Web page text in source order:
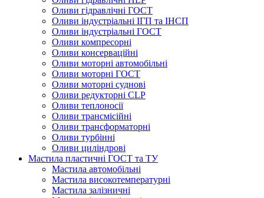
Оливи гідравлічні ГОСТ
Оливи індустріальні ІГП та ІНСП
Оливи індустріальні ГОСТ
Оливи компресорні
Оливи консерваційні
Оливи моторні автомобільні
Оливи моторні ГОСТ
Оливи моторні суднові
Оливи редукторні CLP
Оливи теплоносії
Оливи трансмісійні
Оливи трансформаторні
Оливи турбінні
Оливи циліндрові
Мастила пластичні ГОСТ та ТУ
Мастила автомобільні
Мастила високотемпературні
Мастила залізничні